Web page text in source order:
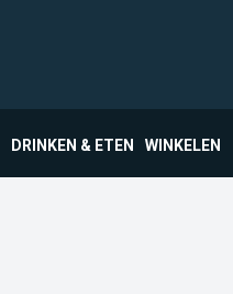
DRINKEN & ETEN WINKELEN